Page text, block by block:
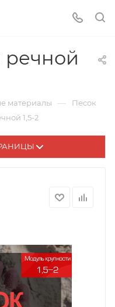
речной
материалы — Песок
1,5-2